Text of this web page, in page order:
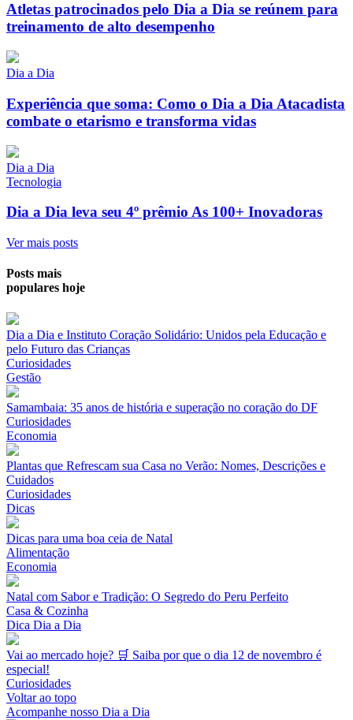
Atletas patrocinados pelo Dia a Dia se reúnem para
treinamento de alto desempenho
Dia a Dia
Experiência que soma: Como o Dia a Dia Atacadista
combate o etarismo e transforma vidas
Dia a Dia
Tecnologia
Dia a Dia leva seu 4º prêmio As 100+ Inovadoras
Ver mais posts
Posts mais
populares hoje
Dia a Dia e Instituto Coração Solidário: Unidos pela Educação e
pelo Futuro das Crianças
Curiosidades
Gestão
Samambaia: 35 anos de história e superação no coração do DF
Curiosidades
Economia
Plantas que Refrescam sua Casa no Verão: Nomes, Descrições e
Cuidados
Curiosidades
Dicas
Dicas para uma boa ceia de Natal
Alimentação
Economia
Natal com Sabor e Tradição: O Segredo do Peru Perfeito
Casa & Cozinha
Dica Dia a Dia
Vai ao mercado hoje? 🛒 Saiba por que o dia 12 de novembro é
especial!
Curiosidades
Voltar ao topo
Acompanhe nosso Dia a Dia